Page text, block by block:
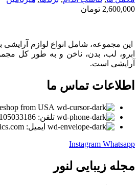
2,600,000 تومان
این مجموعه، شامل انواع لوازم
ابرو، لب، بدن، ناخن و به طور کل
آرایشی است.
اطلاعات تماس ما
from USA
تلفن: 09105033186
ایمیل: info@lenorcosmetics.com
Instagram Whatsapp
مجله زیبایی لنور